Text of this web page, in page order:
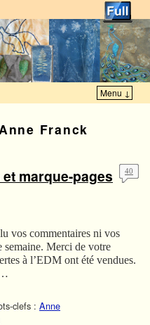
Menu ↓
Franck
marque-pages
40
vos commentaires ni vos
semaine. Merci de votre
à l’EDM ont été vendues.
…
clefs : Anne